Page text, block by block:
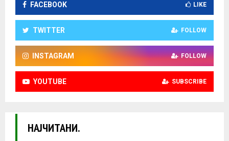
FACEBOOK LIKE
TWITTER FOLLOW
INSTAGRAM FOLLOW
YOUTUBE SUBSCRIBE
НАЈЧИТАНИ.